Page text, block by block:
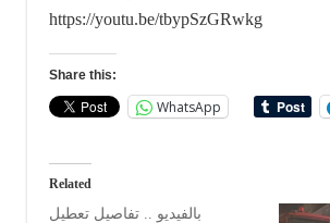
https://youtu.be/tbypSzGRwkg
Share this:
WhatsApp
Related
بالفيديو .. تفاصيل تعطيل